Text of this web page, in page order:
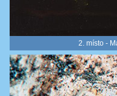
2. místo -